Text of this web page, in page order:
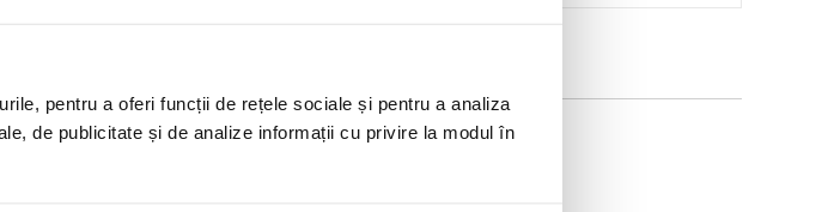
pentru a oferi funcții de rețele sociale și pentru a analiza
de publicitate și de analize informații cu privire la modul în
15 %